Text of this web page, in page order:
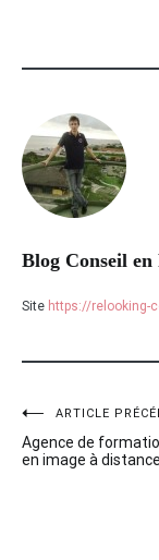
Blog Conseil
Site https://relooking-
Navigation
de
ARTICLE
Agence de
en image à distance